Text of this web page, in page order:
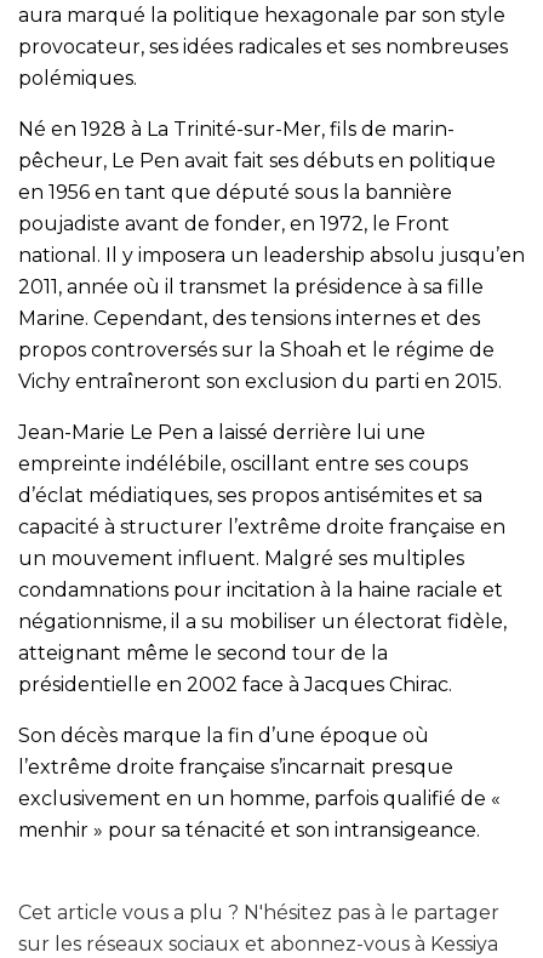
aura marqué la politique hexagonale par son style
provocateur, ses idées radicales et ses nombreuses
polémiques.
Né en 1928 à La Trinité-sur-Mer, fils de marin-
pêcheur, Le Pen avait fait ses débuts en politique
en 1956 en tant que député sous la bannière
poujadiste avant de fonder, en 1972, le Front
national. Il y imposera un leadership absolu jusqu’en
2011, année où il transmet la présidence à sa fille
Marine. Cependant, des tensions internes et des
propos controversés sur la Shoah et le régime de
Vichy entraîneront son exclusion du parti en 2015.
Jean-Marie Le Pen a laissé derrière lui une
empreinte indélébile, oscillant entre ses coups
d’éclat médiatiques, ses propos antisémites et sa
capacité à structurer l’extrême droite française en
un mouvement influent. Malgré ses multiples
condamnations pour incitation à la haine raciale et
négationnisme, il a su mobiliser un électorat fidèle,
atteignant même le second tour de la
présidentielle en 2002 face à Jacques Chirac.
Son décès marque la fin d’une époque où
l’extrême droite française s’incarnait presque
exclusivement en un homme, parfois qualifié de «
menhir » pour sa ténacité et son intransigeance.
Cet article vous a plu ? N'hésitez pas à le partager
sur les réseaux sociaux et abonnez-vous à Kessiya